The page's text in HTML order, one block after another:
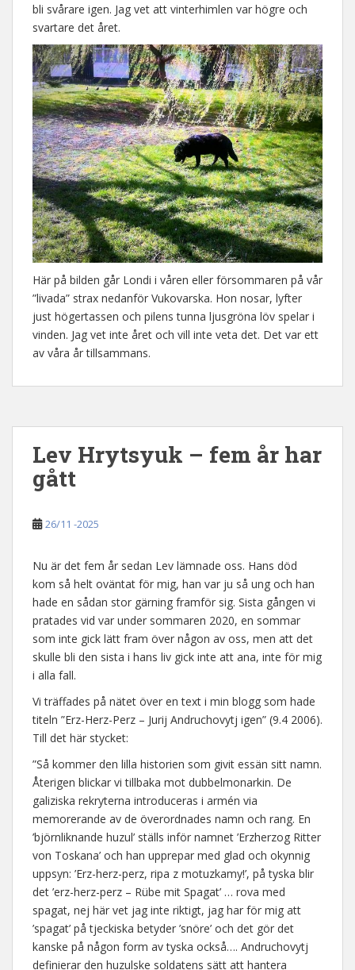
bli svårare igen. Jag vet att vinterhimlen var högre och
svartare det året.
Här på bilden går Londi i våren eller försommaren på vår
”livada” strax nedanför Vukovarska. Hon nosar, lyfter
just högertassen och pilens tunna ljusgröna löv spelar i
vinden. Jag vet inte året och vill inte veta det. Det var ett
av våra år tillsammans.
Lev Hrytsyuk – fem år har
gått
26/11 -2025
Nu är det fem år sedan Lev lämnade oss. Hans död
kom så helt oväntat för mig, han var ju så ung och han
hade en sådan stor gärning framför sig. Sista gången vi
pratades vid var under sommaren 2020, en sommar
som inte gick lätt fram över någon av oss, men att det
skulle bli den sista i hans liv gick inte att ana, inte för mig
i alla fall.
Vi träffades på nätet över en text i min blogg som hade
titeln ”Erz-Herz-Perz – Jurij Andruchovytj igen” (9.4 2006).
Till det här stycket:
”Så kommer den lilla historien som givit essän sitt namn.
Återigen blickar vi tillbaka mot dubbelmonarkin. De
galiziska rekryterna introduceras i armén via
memorerande av de överordnades namn och rang. En
’björnliknande huzul’ ställs inför namnet ’Erzherzog Ritter
von Toskana’ och han upprepar med glad och okynnig
uppsyn: ’Erz-herz-perz, ripa z motuzkamy!’, på tyska blir
det ’erz-herz-perz – Rübe mit Spagat’ … rova med
spagat, nej här vet jag inte riktigt, jag har för mig att
’spagat’ på tjeckiska betyder ’snöre’ och det gör det
kanske på någon form av tyska också…. Andruchovytj
definierar den huzulske soldatens sätt att hantera